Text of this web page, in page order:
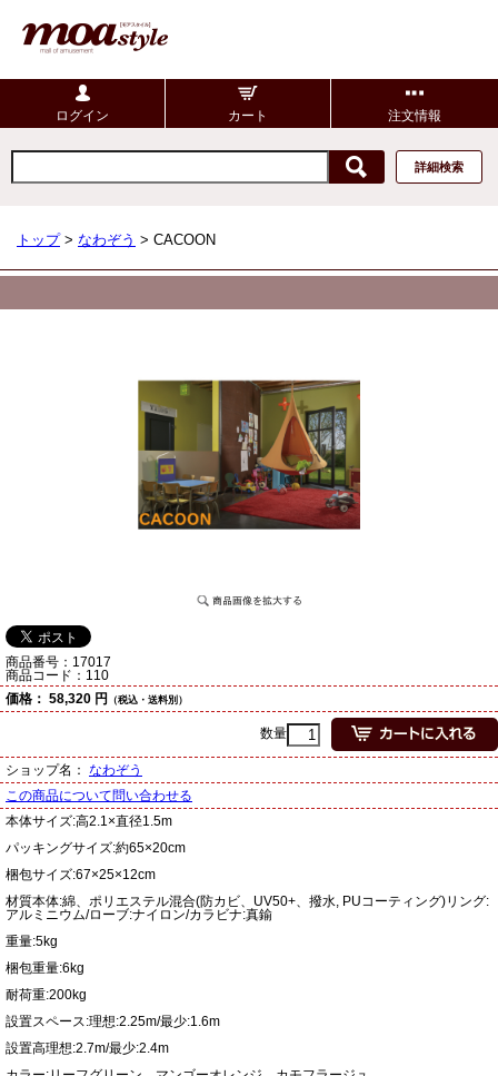
ログイン カート 注文情報
詳細検索
トップ> なわぞう > CACOON
商品番号： 17017
商品コード： 110
価格： 58,320 円 （税込・送料別）
数量
ショップ名： なわぞう
この商品について問い合わせる
本体サイズ:高2.1×直径1.5m
パッキングサイズ:約65×20cm
梱包サイズ:67×25×12cm
材質本体:綿、ポリエステル混合(防カビ、UV50+、撥水, PUコーティング)リング:
アルミニウム/ローブ:ナイロン/カラビナ:真鍮
重量:5kg
梱包重量:6kg
耐荷重:200kg
設置スペース:理想:2.25m/最少:1.6m
設置高理想:2.7m/最少:2.4m